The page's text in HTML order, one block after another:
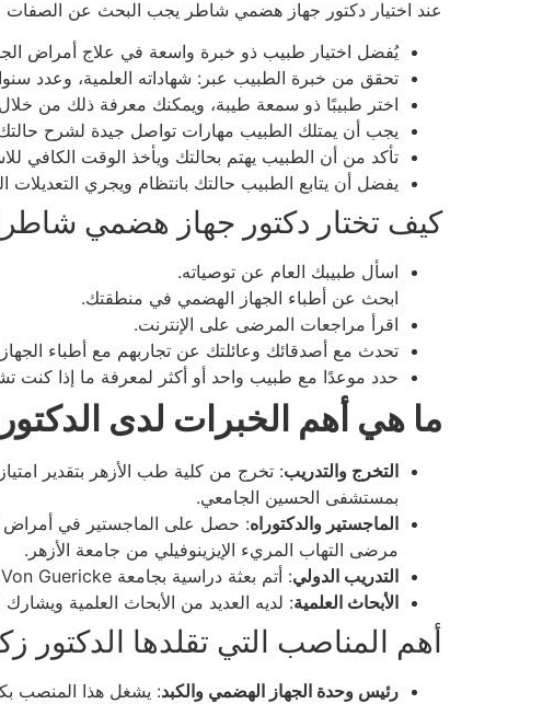
عند اختيار دكتور جهاز هضمي شاطر يجب البحث عن الصفات
يُفضل اختيار طبيب ذو خبرة واسعة في علاج أمراض
تحقق من خبرة الطبيب عبر: شهاداته العلمية، وعدد
اختر طبيبًا ذو سمعة طيبة، ويمكنك معرفة ذلك من
يجب أن يمتلك الطبيب مهارات تواصل جيدة لشرح
تأكد من أن الطبيب يهتم بحالتك ويأخذ الوقت الكافي
يفضل أن يتابع الطبيب حالتك بانتظام ويجري
كيف تختار دكتور جهاز هضمي
اسأل طبيبك العام عن توصياته.
ابحث عن أطباء الجهاز الهضمي في منطقتك.
اقرأ مراجعات المرضى على الإنترنت.
تحدث مع أصدقائك وعائلتك عن تجاربهم مع أطباء
حدد موعدًا مع طبيب واحد أو أكثر لمعرفة ما إذا كنت
ما هي أهم الخبرات لدى
التخرج والتدريب: تخرج من كلية طب الأزهر بتقدير
بمستشفى الحسين الجامعي.
الماجستير والدكتوراه: حصل على الماجستير في أمراض
مرضى التهاب المريء الإيزينوفيلي من جامعة الأزهر.
التدريب الدولي: أتم بعثة دراسية بجامعة Otto Von Guericke في ألمانيا، حيث تدرب على مناظير الجهاز الهضمي الدقيقة، بما في ذلك مناظير القنوات المرارية المتقدمة.
الأبحاث العلمية: لديه العديد من الأبحاث العلمية
أهم المناصب التي تقلدها الدكتور
رئيس وحدة الجهاز الهضمي والكبد: يشغل هذا المنصب